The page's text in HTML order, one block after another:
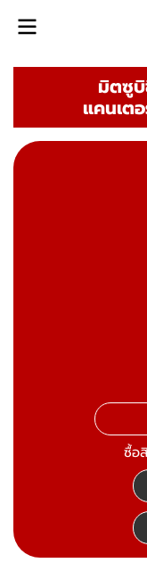
มิตซูบิ
แคนเต
ซื้อ